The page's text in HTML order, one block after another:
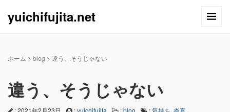
yuichifujita.net
ホーム > blog > 違う、そうじゃない
違う、そうじゃない
: 2021年2月23日 :yuichifujita :blog :気持ち, 炎真